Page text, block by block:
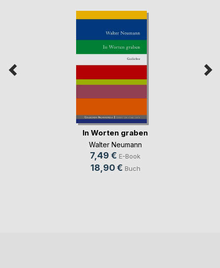
In Worten graben
Walter Neumann
7,49 € E-Book
18,90 € Buch